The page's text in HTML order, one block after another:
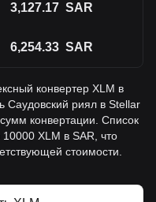
3,127.17 SAR
6,254.33 SAR
конвертер XLM в
Саудовский риял в Stellar
конвертации. Список
XLM в SAR, что
стоимости.